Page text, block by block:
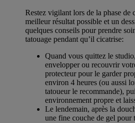
Restez vigilant lors de la phase
meilleur résultat possible et un
quelques conseils pour prendre
tatouage pendant qu’il cicatrise:
Quand vous quittez le
envelopper ou recouvrir
protecteur pour le garder
environ 4 heures (ou aussi
tatoueur le recommande),
environnement propre et
Le lendemain, après la
une fine couche de gel pour